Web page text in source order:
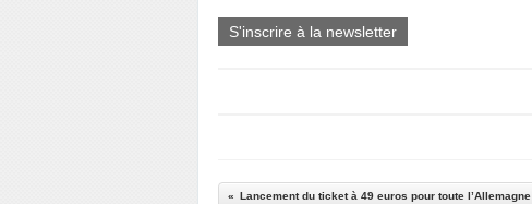
S'inscrire à la newsletter
Lancement du ticket à 49 euros pour toute l’Allemagne